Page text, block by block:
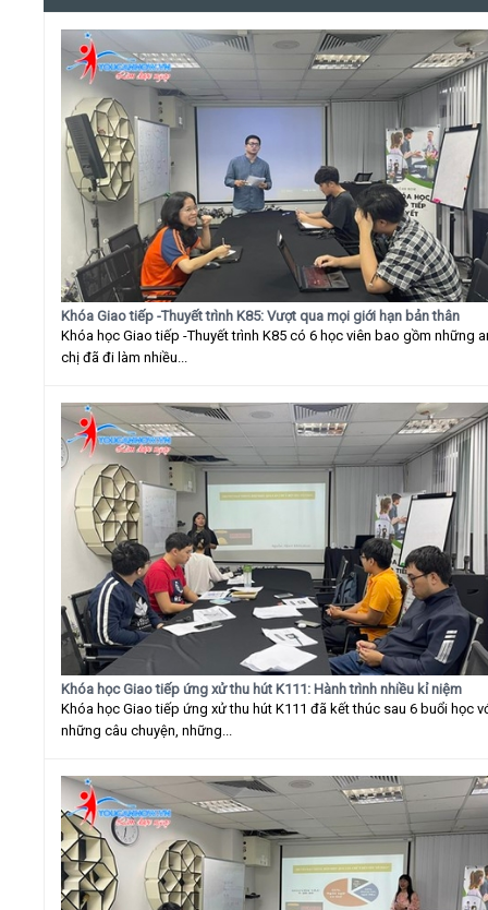
Khóa Giao tiếp -Thuyết trình K85: Vượt qua mọi giới hạn bản thân
Khóa học Giao tiếp -Thuyết trình K85 có 6 học viên bao gồm những
chị đã đi làm nhiều...
Khóa học Giao tiếp ứng xử thu hút K111: Hành trình nhiều kỉ niệm
Khóa học Giao tiếp ứng xử thu hút K111 đã kết thúc sau 6 buổi học
những câu chuyện, những...